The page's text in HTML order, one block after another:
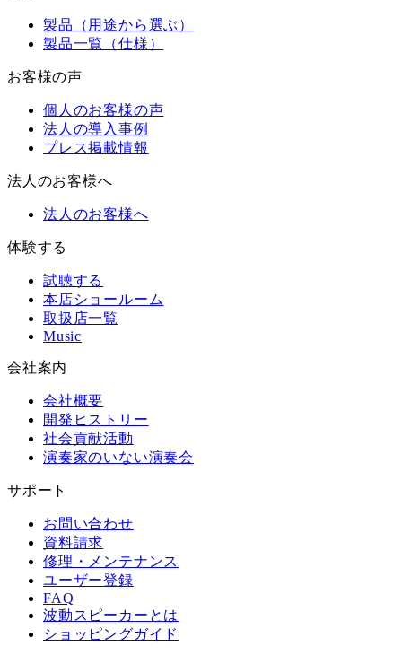
製品（用途から選ぶ）
製品一覧（仕様）
お客様の声
個人のお客様の声
法人の導入事例
プレス掲載情報
法人のお客様へ
法人のお客様へ
体験する
試聴する
本店ショールーム
取扱店一覧
Music
会社案内
会社概要
開発ヒストリー
社会貢献活動
演奏家のいない演奏会
サポート
お問い合わせ
資料請求
修理・メンテナンス
ユーザー登録
FAQ
波動スピーカーとは
ショッピングガイド